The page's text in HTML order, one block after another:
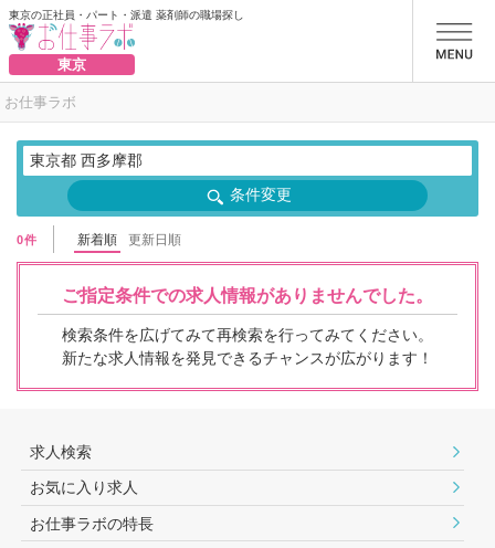
東京の正社員・パート・派遣 薬剤師の職場探し
東京
お仕事ラボ
東京都 西多摩郡
条件変更
0件 新着順 更新日順
ご指定条件での求人情報がありませんでした。
検索条件を広げてみて再検索を行ってみてください。
新たな求人情報を発見できるチャンスが広がります！
求人検索
お気に入り求人
お仕事ラボの特長